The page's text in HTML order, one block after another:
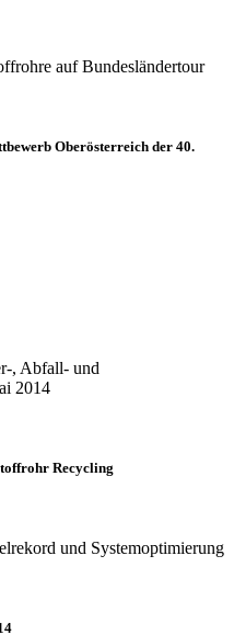
auf Bundesländertour
Oberösterreich der 40.
, Abfall- und
2014
Recycling
und Systemoptimierung